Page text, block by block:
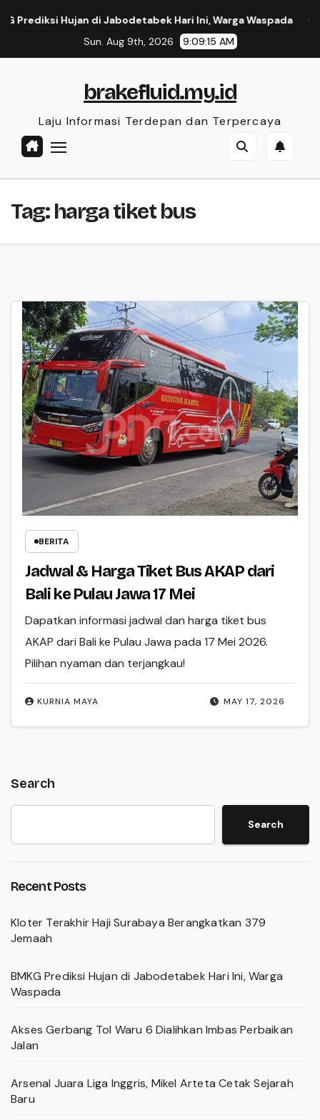
Hujan di Jabodetabek Hari Ini, Warga Waspada
Sun. Aug 9th, 2026
9:09:16 AM
brakefluid.my.id
Laju Informasi Terdepan dan Terpercaya
Tag:harga tiket bus
BERITA
Jadwal & Harga Tiket Bus AKAP dari
Bali ke Pulau Jawa 17 Mei
MAY 17, 2026
KURNIA MAYA
Dapatkan informasi jadwal dan harga tiket bus
AKAP dari Bali ke Pulau Jawa pada 17 Mei 2026.
Pilihan nyaman dan terjangkau!
Search
Search
Recent Posts
Kloter Terakhir Haji Surabaya Berangkatkan 379
Jemaah
BMKG Prediksi Hujan di Jabodetabek Hari Ini, Warga
Waspada
Akses Gerbang Tol Waru 6 Dialihkan Imbas Perbaikan
Jalan
Arsenal Juara Liga Inggris, Mikel Arteta Cetak Sejarah
Baru